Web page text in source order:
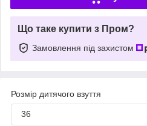
Що таке купити з Пром?
Замовлення під захистом
Розмір дитячого взуття
36